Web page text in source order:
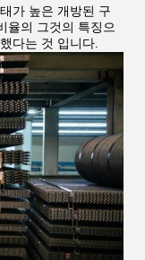
가 높은 개방된 구
율의 그것의 특징으
다는 것 입니다.